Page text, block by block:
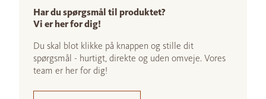
Har du spørgsmål til produktet?
Vi er her for dig!
Du skal blot klikke på knappen og stille dit
spørgsmål - hurtigt, direkte og uden omveje. Vores
team er her for dig!